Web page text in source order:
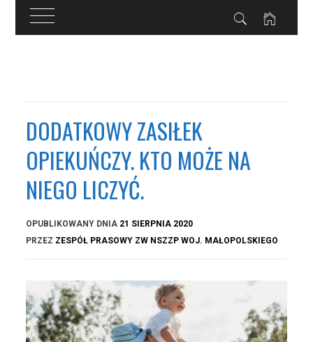
DODATKOWY ZASIŁEK
OPIEKUŃCZY. KTO MOŻE NA
NIEGO LICZYĆ.
OPUBLIKOWANY DNIA 21 SIERPNIA 2020
PRZEZ ZESPÓŁ PRASOWY ZW NSZZP WOJ. MAŁOPOLSKIEGO